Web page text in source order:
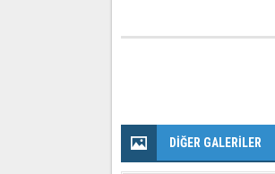
DİĞER GALERİLER